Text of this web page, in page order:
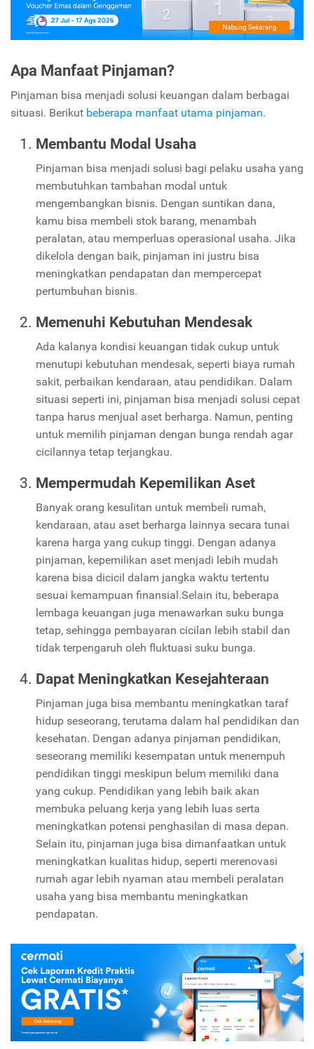
Apa Manfaat Pinjaman?
Pinjaman bisa menjadi solusi keuangan dalam berbagai
situasi. Berikut beberapa manfaat utama pinjaman.
Membantu Modal Usaha
Pinjaman bisa menjadi solusi bagi pelaku usaha yang
membutuhkan tambahan modal untuk
mengembangkan bisnis. Dengan suntikan dana,
kamu bisa membeli stok barang, menambah
peralatan, atau memperluas operasional usaha. Jika
dikelola dengan baik, pinjaman ini justru bisa
meningkatkan pendapatan dan mempercepat
pertumbuhan bisnis.
Memenuhi Kebutuhan Mendesak
Ada kalanya kondisi keuangan tidak cukup untuk
menutupi kebutuhan mendesak, seperti biaya rumah
sakit, perbaikan kendaraan, atau pendidikan. Dalam
situasi seperti ini, pinjaman bisa menjadi solusi cepat
tanpa harus menjual aset berharga. Namun, penting
untuk memilih pinjaman dengan bunga rendah agar
cicilannya tetap terjangkau.
Mempermudah Kepemilikan Aset
Banyak orang kesulitan untuk membeli rumah,
kendaraan, atau aset berharga lainnya secara tunai
karena harga yang cukup tinggi. Dengan adanya
pinjaman, kepemilikan aset menjadi lebih mudah
karena bisa dicicil dalam jangka waktu tertentu
sesuai kemampuan finansial.Selain itu, beberapa
lembaga keuangan juga menawarkan suku bunga
tetap, sehingga pembayaran cicilan lebih stabil dan
tidak terpengaruh oleh fluktuasi suku bunga.
Dapat Meningkatkan Kesejahteraan
Pinjaman juga bisa membantu meningkatkan taraf
hidup seseorang, terutama dalam hal pendidikan dan
kesehatan. Dengan adanya pinjaman pendidikan,
seseorang memiliki kesempatan untuk menempuh
pendidikan tinggi meskipun belum memiliki dana
yang cukup. Pendidikan yang lebih baik akan
membuka peluang kerja yang lebih luas serta
meningkatkan potensi penghasilan di masa depan.
Selain itu, pinjaman juga bisa dimanfaatkan untuk
meningkatkan kualitas hidup, seperti merenovasi
rumah agar lebih nyaman atau membeli peralatan
usaha yang bisa membantu meningkatkan
pendapatan.